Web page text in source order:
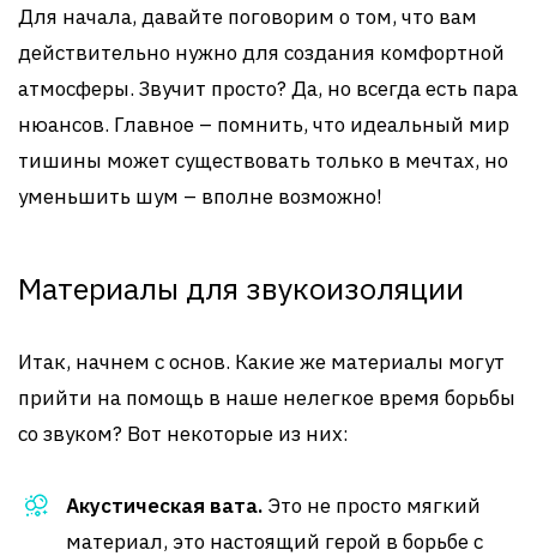
Для начала, давайте поговорим о том, что вам
действительно нужно для создания комфортной
атмосферы. Звучит просто? Да, но всегда есть пара
нюансов. Главное – помнить, что идеальный мир
тишины может существовать только в мечтах, но
уменьшить шум – вполне возможно!
Материалы для звукоизоляции
Итак, начнем с основ. Какие же материалы могут
прийти на помощь в наше нелегкое время борьбы
со звуком? Вот некоторые из них:
Акустическая вата. Это не просто мягкий
материал, это настоящий герой в борьбе с